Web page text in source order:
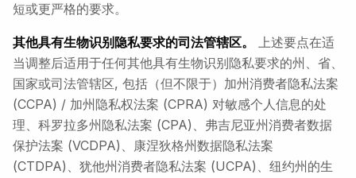
短或更严格的要求。
其他具有生物识别隐私要求的司法管辖区。
上述要点在适
当调整后适用于任何其他具有生物识别隐私要求的州、省、
国家或司法管辖区, 包括（但不限于）加州消费者隐私法案
(CCPA) / 加州隐私权法案 (CPRA) 对敏感个人信息的处
理、科罗拉多州隐私法案 (CPA)、弗吉尼亚州消费者数据
保护法案 (VCDPA)、康涅狄格州数据隐私法案
(CTDPA)、犹他州消费者隐私法案 (UCPA)、纽约州的生